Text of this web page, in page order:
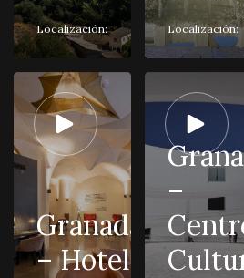
Localización: Localización:
Granada
– Hotel
–